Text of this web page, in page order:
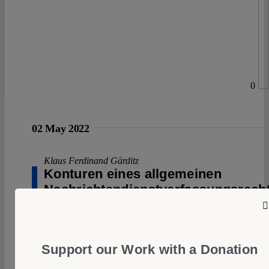
0
02 May 2022
Klaus Ferdinand Gärditz
Konturen eines allgemeinen
Verfassungsschutzgesetzes (BayVSG) für
Support our Work with a Donation